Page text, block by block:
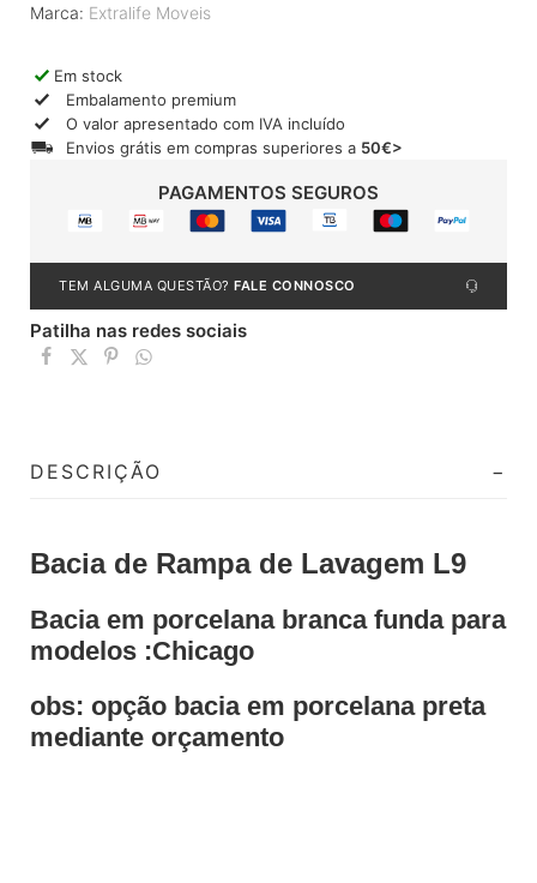
Marca: Extralife Moveis
Em stock
Embalamento premium
O valor apresentado com IVA incluído
Envios grátis em compras superiores a 50€>
PAGAMENTOS SEGUROS
TEM ALGUMA QUESTÃO? FALE CONNOSCO
Patilha nas redes sociais
DESCRIÇÃO
Bacia de Rampa de Lavagem L9
Bacia em porcelana branca funda para
modelos :Chicago
obs: opção bacia em porcelana preta
mediante orçamento